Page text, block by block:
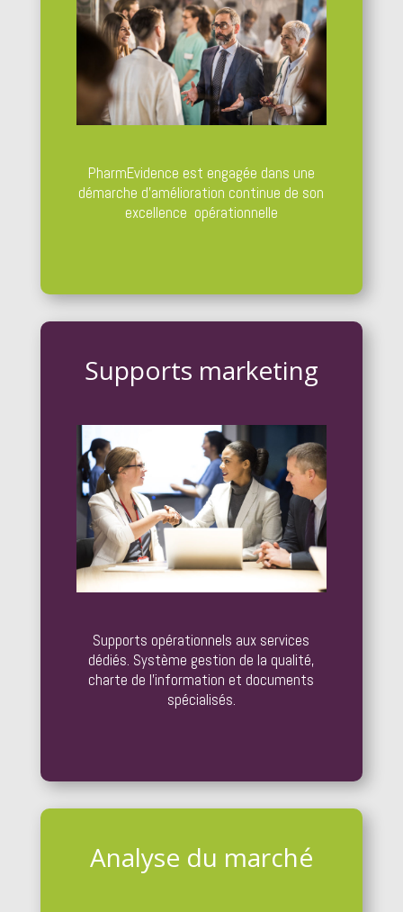
PharmEvidence est engagée dans une
démarche d’amélioration continue de son
excellence opérationnelle
Supports marketing
Supports opérationnels aux services
dédiés. Système gestion de la qualité,
charte de l’information et documents
spécialisés.
Analyse du marché